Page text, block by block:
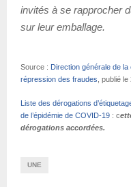
invités à se rapprocher
sur leur emballage.
Source : Direction générale de
répression des fraudes , publié
Liste des dérogations
de l’épidémie de COVID-19 : c
dérogations accordées.
UNE